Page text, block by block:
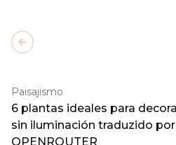
Paisajismo
6 plantas ideales para
sin iluminación traduzido
OPENROUTER
Previous slide